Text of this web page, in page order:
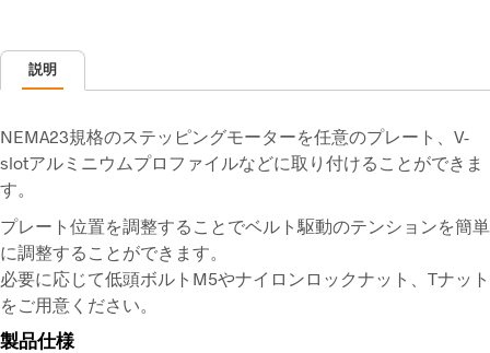
説明
NEMA23規格のステッピングモーターを任意のプレート、V-
slotアルミニウムプロファイルなどに取り付けることができま
す。
プレート位置を調整することでベルト駆動のテンションを簡単
に調整することができます。
必要に応じて低頭ボルトM5やナイロンロックナット、Tナット
をご用意ください。
製品仕様